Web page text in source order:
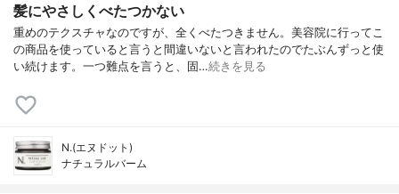
髪にやさしくべたつかない
重めのテクスチャなのですが、全くべたつきません。美容院に行ってこ
の商品を使っていると言うと間違いないと言われたのでたぶんずっと使
い続けます。一つ難点を言うと、固…続きを見る
N.(エヌドット)
ナチュラルバーム